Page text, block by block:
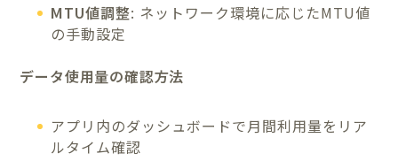
MTU値調整: ネットワーク環境に応じたMTU値
の手動設定
データ使用量の確認方法
アプリ内のダッシュボードで月間利用量をリア
ルタイム確認